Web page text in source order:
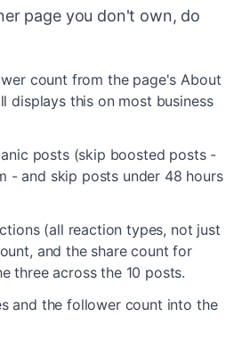
page you don't own, do
count from the page's About
displays this on most business
posts (skip boosted posts -
- and skip posts under 48 hours
(all reaction types, not just
and the share count for
three across the 10 posts.
and the follower count into the